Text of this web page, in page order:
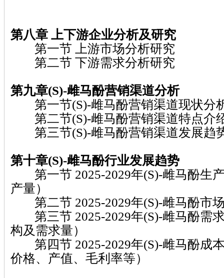
第八章 上下游企业分析及研究
第一节 上游市场分析研究
第二节 下游需求分析研究
第九章(S)-雌马酚营销渠道分析
第一节(S)-雌马酚营销渠道现状分
第二节(S)-雌马酚营销渠道特点介
第三节(S)-雌马酚营销渠道发展趋
第十章(S)-雌马酚行业发展趋势
第一节 2025-2029年(S)-雌马酚生
产量）
第二节 2025-2029年(S)-雌马酚市
第三节 2025-2029年(S)-雌马酚需
构及需求量）
第四节 2025-2029年(S)-雌马酚成
价格、产值、毛利率等）